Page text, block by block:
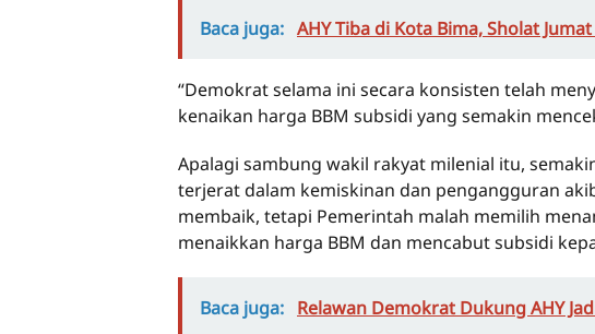
Baca juga: AHY Tiba di Kota Bima, Sholat
“Demokrat selama ini secara konsisten telah
kenaikan harga BBM subsidi yang semakin
Apalagi sambung wakil rakyat milenial itu,
terjerat dalam kemiskinan dan pengangguran
membaik, tetapi Pemerintah malah memilih
menaikkan harga BBM dan mencabut subsidi
Baca juga: Relawan Demokrat Dukung AHY